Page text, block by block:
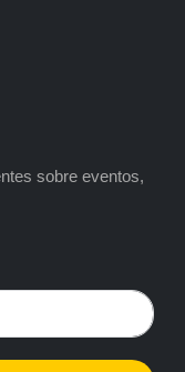
sobre eventos,